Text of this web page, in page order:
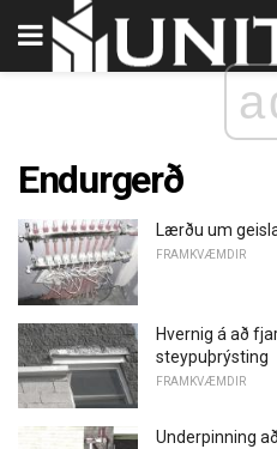
Endurgerð
Lærðu um
FRAMKVÆMDIR
Hvernig á að
steypuþrýsting
FRAMKVÆMDIR
Underpinning